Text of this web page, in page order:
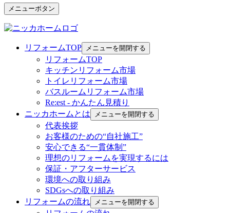
メニューボタン
リフォームTOP メニューを開閉する
リフォームTOP
キッチンリフォーム市場
トイレリフォーム市場
バスルームリフォーム市場
Re:est - かんたん見積り
ニッカホームとは
メニューを開閉する
代表挨拶
お客様のための“自社施工”
安心できる“一貫体制”
理想のリフォームを実現するには
保証・アフターサービス
環境への取り組み
SDGsへの取り組み
リフォームの流れ
メニューを開閉する